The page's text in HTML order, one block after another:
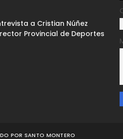
a Cristian Núñez
Provincial de Deportes
POR SANTO MONTERO